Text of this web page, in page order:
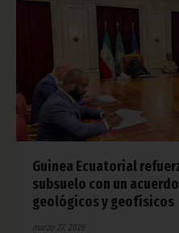
Guinea Ecuatorial
subsuelo con un
geológicos y geofísicos
marzo 27, 2026